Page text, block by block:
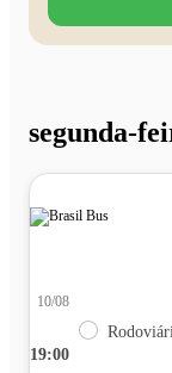
segunda-
19:00
10/08